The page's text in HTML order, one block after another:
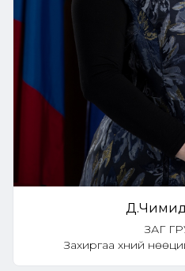
ЗАГ
Захиргаа хүний